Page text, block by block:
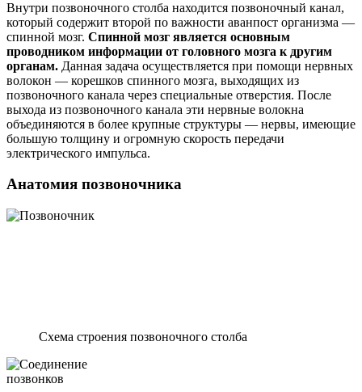
Внутри позвоночного столба находится позвоночный канал,
который содержит второй по важности аванпост организма —
спинной мозг. Спинной мозг является основным
проводником информации от головного мозга к другим
органам. Данная задача осуществляется при помощи нервных
волокон — корешков спинного мозга, выходящих из
позвоночного канала через специальные отверстия. После
выхода из позвоночного канала эти нервные волокна
объединяются в более крупные структуры — нервы, имеющие
большую толщину и огромную скорость передачи
электрического импульса.
Анатомия позвоночника
Схема строения позвоночного столба